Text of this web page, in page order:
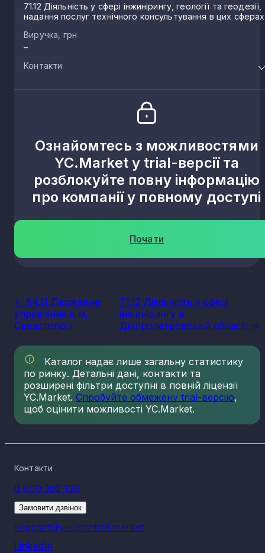
71.12 Діяльність у сфері інжинірингу, геології та геодезії,
надання послуг технічного консультування в цих сферах
Виручка, грн
–
Контакти
Ознайомтесь з можливостями
YC.Market у trial-версії та
розблокуйте повну інформацію
про компанії у повному доступі
Почати
<- 84.11 Державне
управління в м.
Севастополі
71.12 Діяльність у сфері
інжинірингу в
Дніпропетровській області ->
Каталог надає лише загальну статистику
по ринку. Детальні дані, контакти та
розширені фільтри доступні в повній ліцензії
YC.Market. Спробуйте обмежену trial-версію,
щоб оцінити можливості YC.Market.
Контакти
0 800 302 120
Замовити дзвінок
support@youcontrol.market
LinkedIn